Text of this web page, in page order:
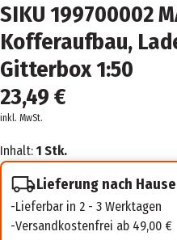
SIKU 199700002
Kofferaufbau,
Gitterbox 1:50
23,49 €
inkl. MwSt.
Inhalt: 1 Stk.
Lieferung nach Hause
Lieferbar in 2 - 3 Werktagen
Versandkostenfrei ab 49,00 €